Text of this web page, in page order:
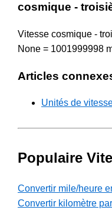
cosmique -
Vitesse cosmique -
None = 1001999998
Articles
Unités de
Populaire
Convertir mile/heure
Convertir kilomètre